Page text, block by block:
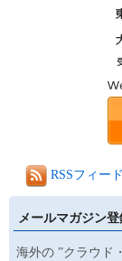
RSSフィー
メールマガジン登
海外の ”クラウド